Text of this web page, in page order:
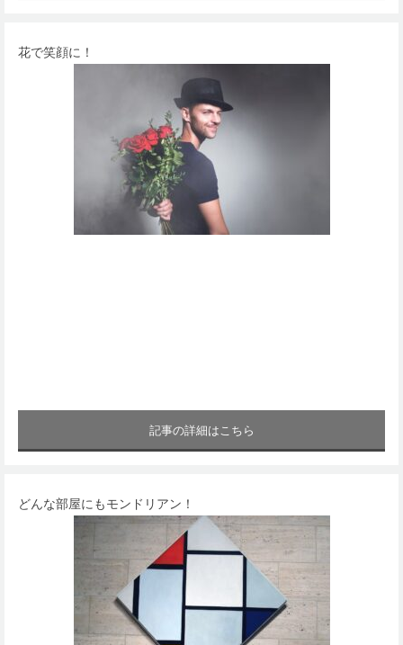
花で笑顔に！
記事の詳細はこちら
どんな部屋にもモンドリアン！